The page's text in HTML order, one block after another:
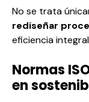
No se trata
rediseñar
eficiencia
Normas
en